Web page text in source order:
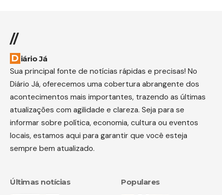
//
Diário Já
Sua principal fonte de notícias rápidas e precisas! No
Diário Já, oferecemos uma cobertura abrangente dos
acontecimentos mais importantes, trazendo as últimas
atualizações com agilidade e clareza. Seja para se
informar sobre política, economia, cultura ou eventos
locais, estamos aqui para garantir que você esteja
sempre bem atualizado.
Últimas notícias Populares